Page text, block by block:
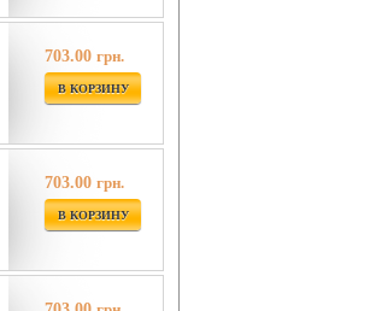
703.00 грн.
В КОРЗИНУ
703.00 грн.
В КОРЗИНУ